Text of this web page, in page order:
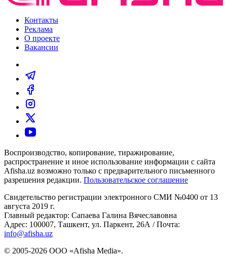
Контакты
Реклама
О проекте
Вакансии
Воспроизводство, копирование, тиражирование,
распространение и иное использование информации с сайта
Afisha.uz возможно только с предварительного письменного
разрешения редакции. Пользовательское соглашение
Свидетельство регистрации электронного СМИ №0400 от 13
августа 2019 г.
Главный редактор: Сапаева Галина Вячеславовна
Адрес: 100007, Ташкент, ул. Паркент, 26А / Почта:
info@afisha.uz
© 2005-2026 ООО «Afisha Media».